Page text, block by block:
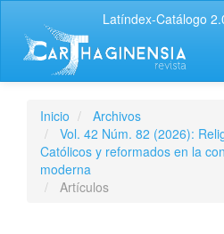
Latíndex-Catálogo
Inicio
Archivos
Vol. 42 Núm. 82 (2026):
Católicos y reformados en la
moderna
Artículos